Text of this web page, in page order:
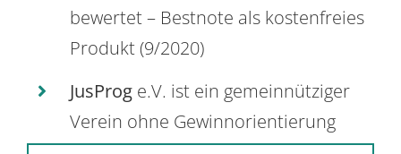
bewertet – Bestnote als kostenfreies
Produkt (9/2020)
JusProg e.V. ist ein gemeinnütziger
Verein ohne Gewinnorientierung